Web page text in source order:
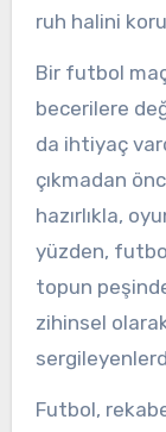
ruh halini
Bir futbol
becerilere
da ihtiyaç
çıkmadan
hazırlıkla,
yüzden,
topun
zihinsel
Futbol,